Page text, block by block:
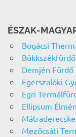
ÉSZAK-
Bogácsi
Demjén Fürdő
Egerszalóki
Egri
Ellipsum
Mezőcsáti